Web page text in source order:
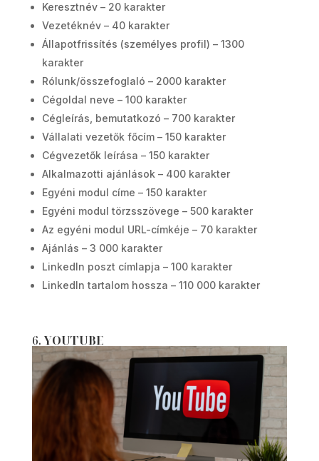
Keresztnév – 20 karakter
Vezetéknév – 40 karakter
Állapotfrissítés (személyes profil) – 1300
karakter
Rólunk/összefoglaló – 2000 karakter
Cégoldal neve – 100 karakter
Cégleírás, bemutatkozó – 700 karakter
Vállalati vezetők főcím – 150 karakter
Cégvezetők leírása – 150 karakter
Alkalmazotti ajánlások – 400 karakter
Egyéni modul címe – 150 karakter
Egyéni modul törzsszövege – 500 karakter
Az egyéni modul URL-címkéje – 70 karakter
Ajánlás – 3 000 karakter
LinkedIn poszt címlapja – 100 karakter
LinkedIn tartalom hossza – 110 000 karakter
6. YOUTUBE